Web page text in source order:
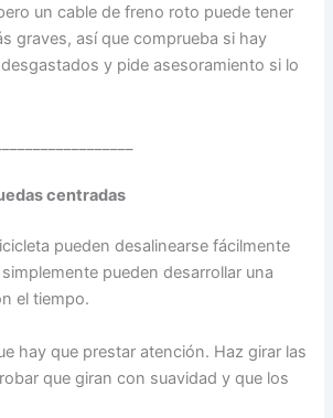
un cable de freno roto puede tener
graves, así que comprueba si hay
y pide asesoramiento si lo
centradas
pueden desalinearse fácilmente
pueden desarrollar una
el tiempo.
hay que prestar atención. Haz girar las
que giran con suavidad y que los